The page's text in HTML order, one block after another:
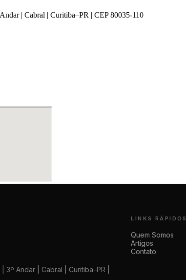
| Cabral | Curitiba–PR | CEP 80035-110
3º Andar | Cabral | Curitiba–PR |
LINKS RÁPIDOS
Quem Somos
Artigos
Contato